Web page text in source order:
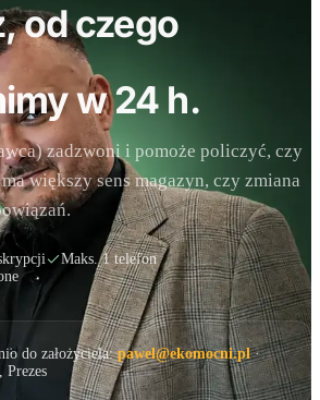
od czego
w 24 h.
zadzwoni i pomoże policzyć, czy
większy sens magazyn, czy zmiana
Maks. 1 telefon
do założyciela:pawel@ekomocni.pl·
, Prezes